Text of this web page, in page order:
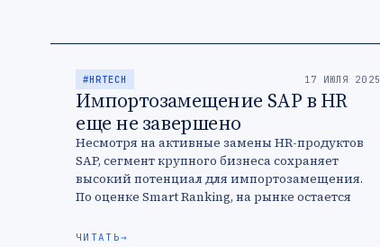
#HRTECH 17 ИЮЛЯ 2025
Импортозамещение SAP в HR
еще не завершено
Несмотря на активные замены HR-продуктов
SAP, сегмент крупного бизнеса сохраняет
высокий потенциал для импортозамещения.
По оценке Smart Ranking, на рынке остается
делает нишу перспективной для …
ЧИТАТЬ→